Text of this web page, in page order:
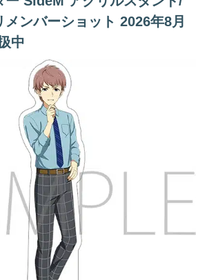
ンバーショット 2026年8月
中